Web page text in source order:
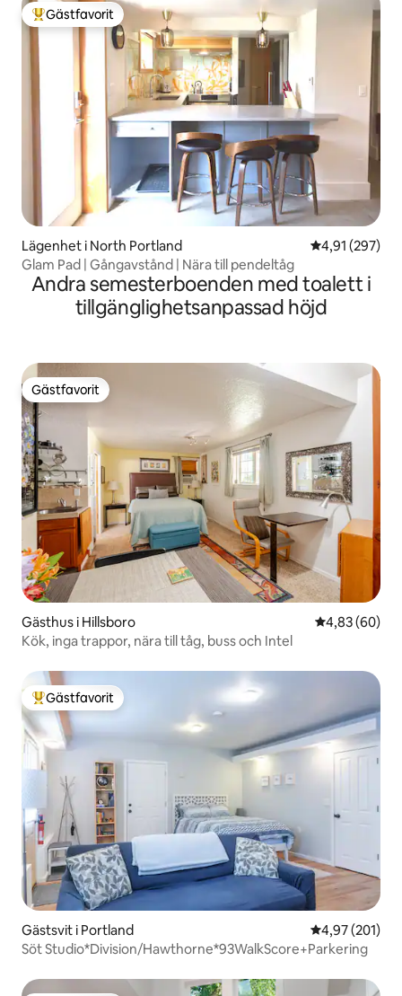
Populär gästfavorit
Gästfavorit
Lägenhet i North Portland 4,91 av 5 i
4,91 (297)
Glam Pad | Gångavstånd | Nära till pendeltåg
Andra semesterboenden med toalett i
tillgänglighetsanpassad höjd
Gästfavorit
Gästfavorit
Gästhus i Hillsboro 4,83 av 5 i
4,83 (60)
Kök, inga trappor, nära till tåg, buss och Intel
Populär gästfavorit
Gästfavorit
Gästsvit i Portland 4,97 av 5 i
4,97 (201)
Söt Studio*Division/Hawthorne*93WalkScore+Parkering